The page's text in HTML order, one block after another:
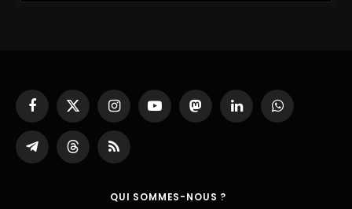
Facebook
X
(Twitter)
InstagramYouTubeMastodonLinkedInWhatsApp
Partager
sur
ThreadsRSS
QUI SOMMES-NOUS ?